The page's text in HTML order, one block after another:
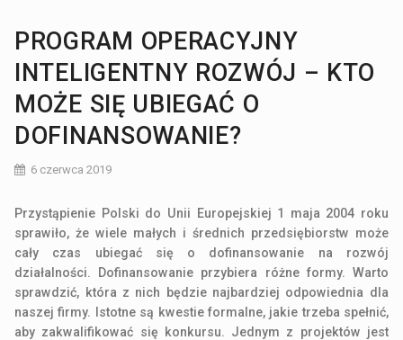
PROGRAM OPERACYJNY
INTELIGENTNY ROZWÓJ – KTO
MOŻE SIĘ UBIEGAĆ O
DOFINANSOWANIE?
6 czerwca 2019
Przystąpienie Polski do Unii Europejskiej 1 maja 2004 roku
sprawiło, że wiele małych i średnich przedsiębiorstw może
cały czas ubiegać się o dofinansowanie na rozwój
działalności. Dofinansowanie przybiera różne formy. Warto
sprawdzić, która z nich będzie najbardziej odpowiednia dla
naszej firmy. Istotne są kwestie formalne, jakie trzeba spełnić,
aby zakwalifikować się konkursu. Jednym z projektów jest